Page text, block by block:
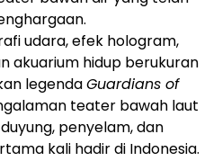
udara, efek hologram,
akuarium hidup berukuran
legendaGuardians of
teater bawah laut
penyelam, dan
kali hadir di Indonesia.